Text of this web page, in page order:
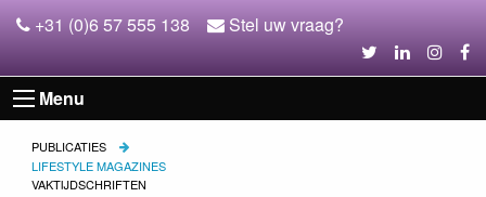
+31 (0)6 57 555 138 Stel uw vraag?
Menu
PUBLICATIES
LIFESTYLE MAGAZINES
VAKTIJDSCHRIFTEN